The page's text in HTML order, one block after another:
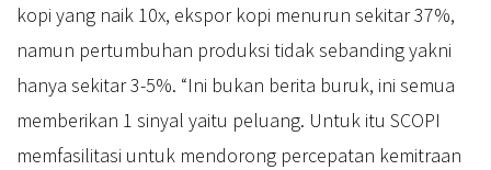
kopi yang naik 10x, ekspor kopi menurun sekitar 37%,
namun pertumbuhan produksi tidak sebanding yakni
hanya sekitar 3-5%. “Ini bukan berita buruk, ini semua
memberikan 1 sinyal yaitu peluang. Untuk itu SCOPI
memfasilitasi untuk mendorong percepatan kemitraan